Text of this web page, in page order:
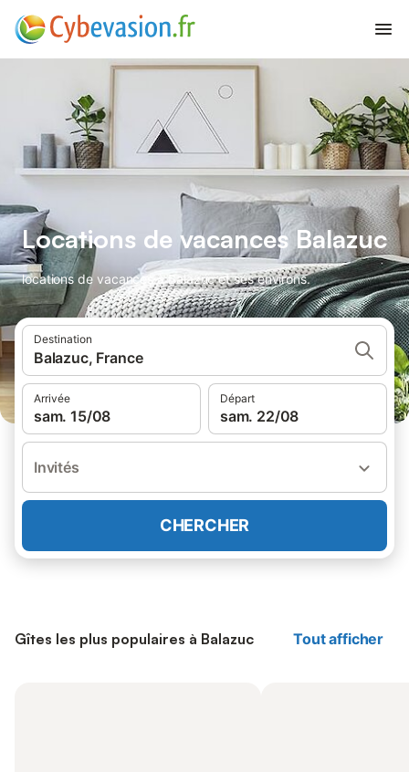
Locations de vacances Balazuc
locations de vacances à Balazuc et ses environs.
Destination
Balazuc, France
Arrivée
sam. 15/08
Départ
sam. 22/08
Invités
CHERCHER
Gîtes les plus populaires à Balazuc Tout afficher